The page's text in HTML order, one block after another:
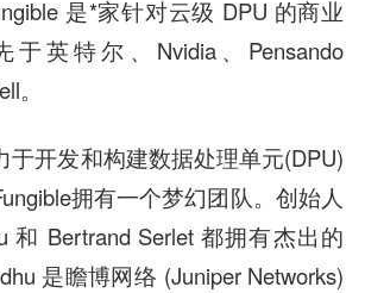
是*家针对云级 DPU 的商业
英特尔、Nvidia、Pensando
。
于开发和构建数据处理单元(DPU)
拥有一个梦幻团队。创始人
和 Bertrand Serlet 都拥有杰出的
是瞻博网络 (Juniper Networks)